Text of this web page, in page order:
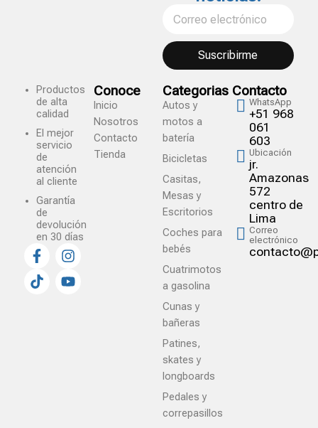
Suscribirme
Productos
de alta
calidad
El mejor
servicio
de
atención
al cliente
Garantía
de
devolución
en 30 días
Conoce
Inicio
Nosotros
Contacto
Tienda
Categorias
Autos y
motos a
batería
Bicicletas
Casitas,
Mesas y
Escritorios
Coches para
bebés
Cuatrimotos
a gasolina
Cunas y
bañeras
Patines,
skates y
longboards
Pedales y
correpasillos
Contacto
WhatsApp
+51 968
061
603
Ubicación
jr.
Amazonas
572
centro de
Lima
Correo
electrónico